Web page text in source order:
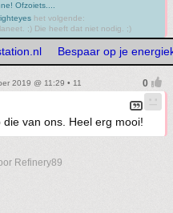
Ofzoiets....
het volgende:
;) Die heeft dat niet nodig. ;)
Bespaar op je
2019 @ 11:29 • 11
van ons. Heel erg mooi!
Refinery89